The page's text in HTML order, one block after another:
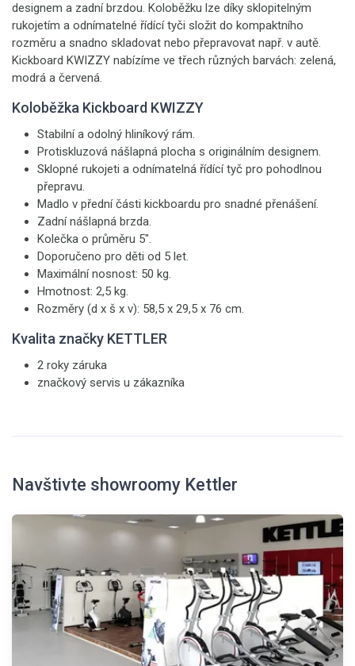
designem a zadní brzdou. Koloběžku lze díky sklopitelným
rukojetím a odnímatelné řídící tyči složit do kompaktního
rozměru a snadno skladovat nebo přepravovat např. v autě.
Kickboard KWIZZY nabízíme ve třech různých barvách: zelená,
modrá a červená.
Koloběžka Kickboard KWIZZY
Stabilní a odolný hliníkový rám.
Protiskluzová nášlapná plocha s originálním designem.
Sklopné rukojeti a odnímatelná řídící tyč pro pohodlnou
přepravu.
Madlo v přední části kickboardu pro snadné přenášení.
Zadní nášlapná brzda.
Kolečka o průměru 5".
Doporučeno pro děti od 5 let.
Maximální nosnost: 50 kg.
Hmotnost: 2,5 kg.
Rozměry (d x š x v): 58,5 x 29,5 x 76 cm.
Kvalita značky KETTLER
2 roky záruka
značkový servis u zákazníka
Navštivte showroomy Kettler